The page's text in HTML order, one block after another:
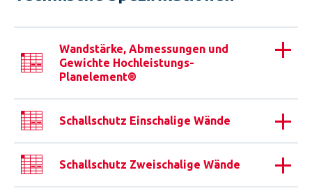
Wandstärke, Abmessungen und
Gewichte Hochleistungs-
Planelement®
Schallschutz Einschalige Wände
Schallschutz Zweischalige Wände